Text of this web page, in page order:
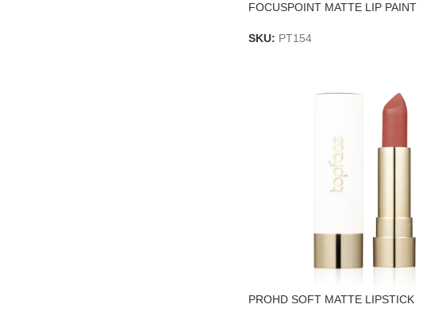
FOCUSPOINT MATTE LIP PAINT
SKU: PT154
PROHD SOFT MATTE LIPSTICK